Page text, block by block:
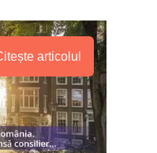
articolul